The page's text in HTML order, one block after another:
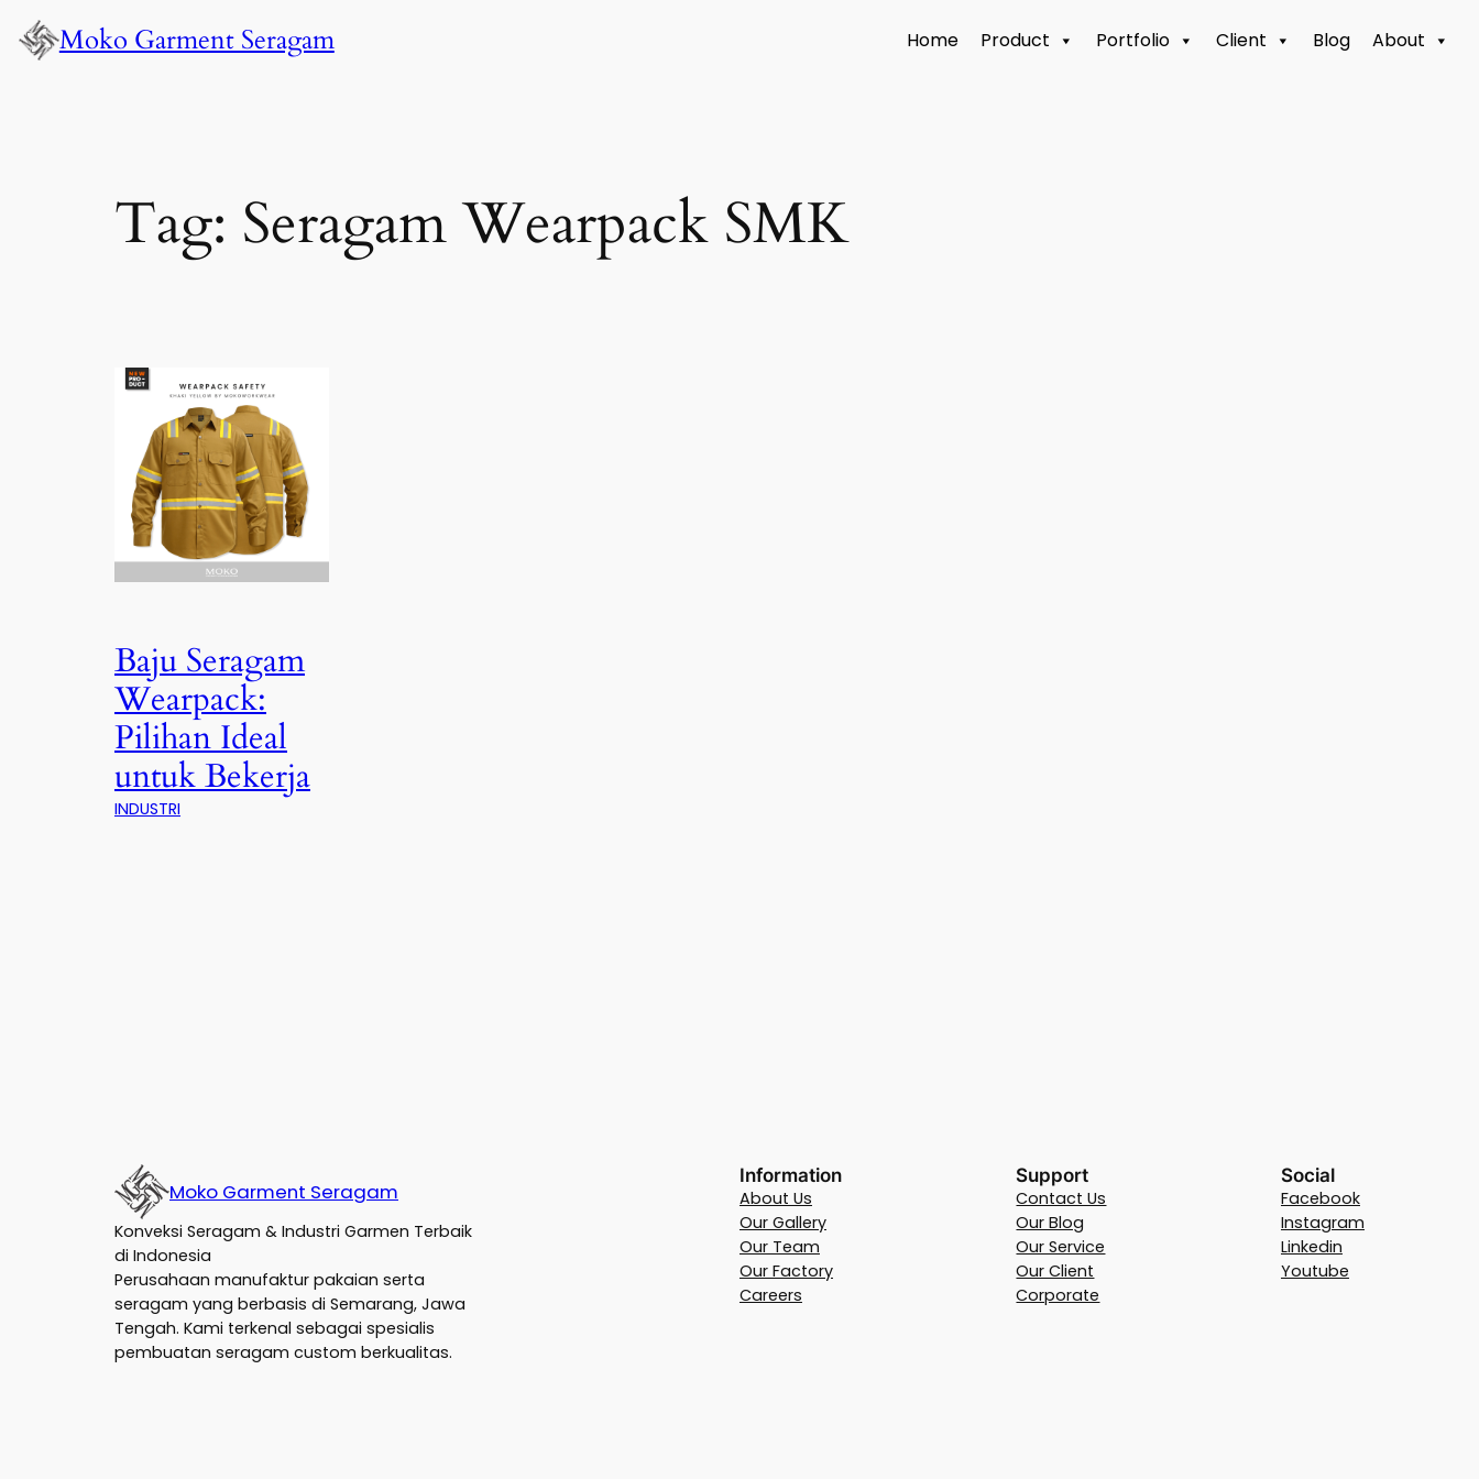
Lewati
ke
Moko Garment Seragam Home Product Portfolio Client Blog About
Tag: Seragam Wearpack SMK
Baju Seragam
Wearpack:
Pilihan Ideal
untuk Bekerja
INDUSTRI
Moko Garment Seragam
Konveksi Seragam & Industri Garmen Terbaik
di Indonesia
Perusahaan manufaktur pakaian serta
seragam yang berbasis di Semarang, Jawa
Tengah. Kami terkenal sebagai spesialis
pembuatan seragam custom berkualitas.
Information
About Us
Our Gallery
Our Team
Our Factory
Careers
Support
Contact Us
Our Blog
Our Service
Our Client
Corporate
Social
Facebook
Instagram
Linkedin
Youtube